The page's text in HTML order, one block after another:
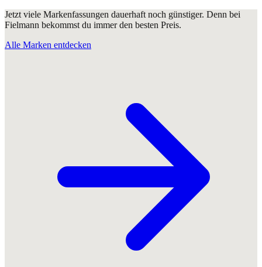
Jetzt viele Markenfassungen dauerhaft noch günstiger. Denn bei
Fielmann bekommst du immer den besten Preis.
Alle Marken entdecken